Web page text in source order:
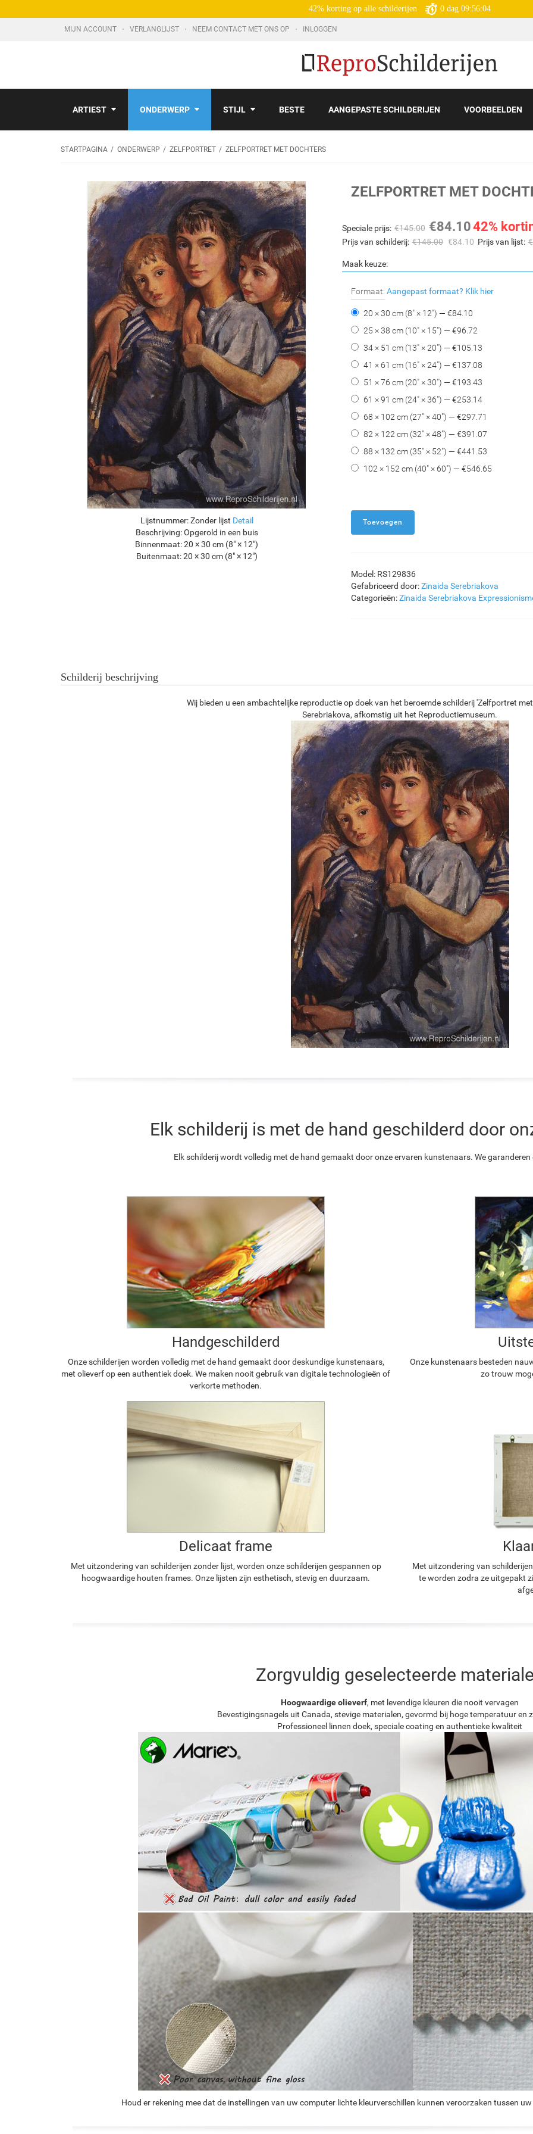
42% korting op alle schilderijen 0 dag 09:56:03
MIJN ACCOUNT VERLANGLIJST NEEM CONTACT MET ONS OP INLOGGEN
ARTIEST ONDERWERP STIJL BESTE AANGEPASTE SCHILDERIJEN VOORBEELDEN
STARTPAGINA ONDERWERP ZELFPORTRET ZELFPORTRET MET DOCHTERS
Lijstnummer: Zonder lijst Detail
Beschrijving: Opgerold in een buis
Binnenmaat: 20 × 30 cm (8" × 12")
Buitenmaat: 20 × 30 cm (8" × 12")
ZELFPORTRET MET
Speciale prijs: €145.00 €84.1042%
Prijs van schilderij: €145.00 €84.10 Prijs van lijst: €
Maak keuze:
Formaat: Aangepast formaat? Klik hier
20 × 30 cm (8" × 12") — €84.10
25 × 38 cm (10" × 15") — €96.72
34 × 51 cm (13" × 20") — €105.13
41 × 61 cm (16" × 24") — €137.08
51 × 76 cm (20" × 30") — €193.43
61 × 91 cm (24" × 36") — €253.14
68 × 102 cm (27" × 40") — €297.71
82 × 122 cm (32" × 48") — €391.07
88 × 132 cm (35" × 52") — €441.53
102 × 152 cm (40" × 60") — €546.65
Model: RS129836
Gefabriceerd door:Zinaida Serebriakova
Categorieën:Zinaida Serebriakova
Schilderij beschrijving
Wij bieden u een ambachtelijke reproductie op doek van het beroemde schilderij 'Zelfportret
Serebriakova, afkomstig uit het Reproductiemuseum.
Elk schilderij is met de hand geschilderd door
Elk schilderij wordt volledig met de hand gemaakt door onze ervaren kunstenaars. We
Handgeschilderd
Onze schilderijen worden volledig met de hand gemaakt door deskundige kunstenaars,
met olieverf op een authentiek doek. We maken nooit gebruik van digitale technologieën of
verkorte methoden.
Onze kunstenaars besteden
zo trouw
Delicaat frame
Met uitzondering van schilderijen zonder lijst, worden onze schilderijen gespannen op
hoogwaardige houten frames. Onze lijsten zijn esthetisch, stevig en duurzaam.
Met uitzondering van
te worden zodra ze uitgepakt
Zorgvuldig geselecteerde
Hoogwaardige olieverf, met levendige kleuren die nooit vervagen
Bevestigingsnagels uit Canada, stevige materialen, gevormd bij hoge temperatuur en
Professioneel linnen doek, speciale coating en authentieke kwaliteit
Houd er rekening mee dat de instellingen van uw computer lichte kleurverschillen kunnen veroorzaken tussen